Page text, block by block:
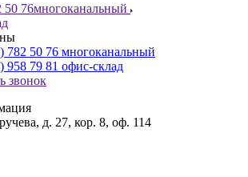
50 76многоканальный
782 50 76 многоканальный
958 79 81 офис-склад
звонок
д. 27, кор. 8, оф. 114